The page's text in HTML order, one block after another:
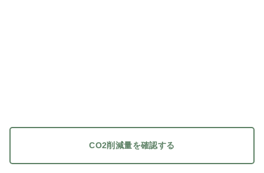
CO2削減量を確認する